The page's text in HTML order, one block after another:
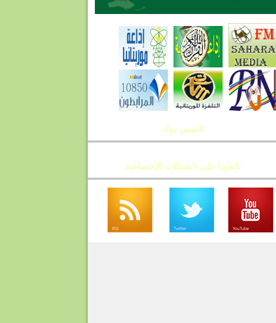
الفيس بوك
تابعونا على الشبكات الإجتماعية